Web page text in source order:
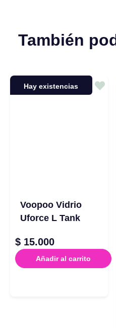
También
Hay existencias
Voopoo Vidrio
Uforce L Tank
$ 15.000
Añadir al carrito